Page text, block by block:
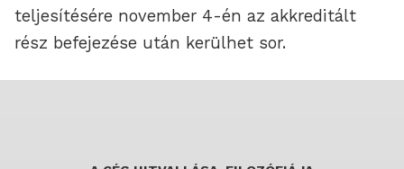
teljesítésére november 4-én az akkreditált
rész befejezése után kerülhet sor.